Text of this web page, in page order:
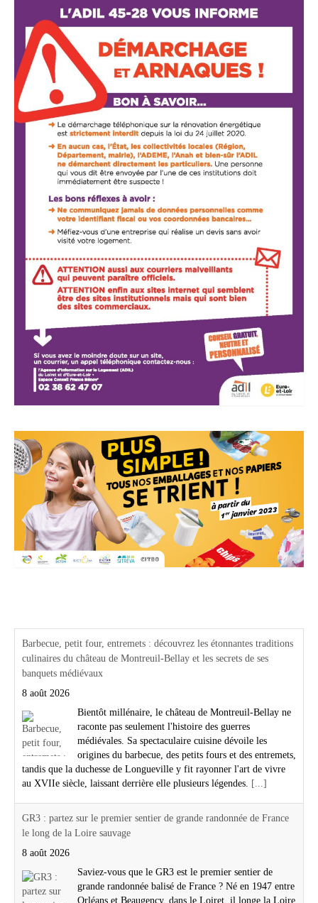
Barbecue, petit four, entremets : découvrez les étonnantes traditions
culinaires du château de Montreuil-Bellay et les secrets de ses
banquets médiévaux
8 août 2026
Bientôt millénaire, le château de Montreuil-Bellay ne
raconte pas seulement l'histoire des guerres
médiévales. Sa spectaculaire cuisine dévoile les
origines du barbecue, des petits fours et des entremets,
tandis que la duchesse de Longueville y fit rayonner l'art de vivre
au XVIIe siècle, laissant derrière elle plusieurs légendes. [...]
GR3 : partez sur le premier sentier de grande randonnée de France
le long de la Loire sauvage
8 août 2026
Saviez-vous que le GR3 est le premier sentier de
grande randonnée balisé de France ? Né en 1947 entre
Orléans et Beaugency, dans le Loiret, il longe la Loire